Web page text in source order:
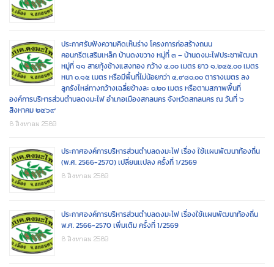
ประกาศรับฟังความคิดเห็นร่าง โครงการก่อสร้างถนน
คอนกรีตเสริมเหล็ก บ้านดงขวาง หมู่ที่ ๓ – บ้านดงมะไฟประชาพัฒนา
หมู่ที่ ๑๑ สายทุ้งช้างแสงทอง กว้าง ๔.๐๐ เมตร ยาว ๑,๒๔๕.๐๐ เมตร
หนา ๐.๑๕ เมตร หรือมีพื้นที่ไม่น้อยกว่า ๔,๙๘๐.๐๐ ตารางเมตร ลง
ลูกรังไหล่ทางกว้างเฉลี่ยข้างละ ๐.๒๐ เมตร หรือตามสภาพพื้นที่
องค์การบริหารส่วนตำบลดงมะไฟ อำเภอเมืองสกลนคร จังหวัดสกลนคร ณ วันที่ ๖
สิงหาคม ๒๕๖๙
6 สิงหาคม 2569
ประกาศองค์การบริหารส่วนตำบลดงมะไฟ เรื่อง ใช้เเผนพัฒนาท้องถิ่น
(พ.ศ. 2566-2570) เปลี่ยนเเปลง ครั้งที่ 1/2569
6 สิงหาคม 2569
ประกาศองค์การบริหารส่วนตำบลดงมะไฟ เรื่องใช้เเผนพัฒนาท้องถิ่น
พ.ศ. 2566-2570 เพิ่มเติม ครั้งที่ 1/2569
6 สิงหาคม 2569